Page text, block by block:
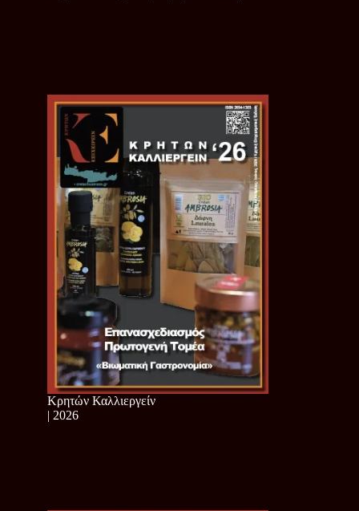
Κρητών Καλλιεργείν
| 2026